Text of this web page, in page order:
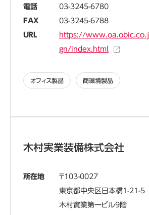
電話
03-3245-6780
FAX
03-3245-6788
URL
https://
gn/index.html
オフィス製品 商環境製品
木村実業装備株式会社
所在地
103-0027
東京都中央区日本橋1-21-5
木村實業第一ビル9階